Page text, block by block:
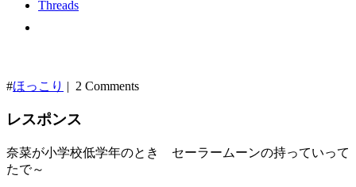
Threads
#ほっこり | 2 Comments
レスポンス
奈菜が小学校低学年のとき セーラームーンの持っていって
たで～